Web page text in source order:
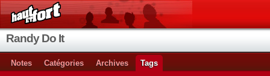
Randy Do It
Notes Catégories Archives Tags